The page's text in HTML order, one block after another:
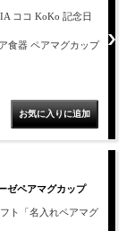
ココ KoKo 記念日
食器 ペアマグカップ
ゼペアマグカップ
ト「名入れペアマグ